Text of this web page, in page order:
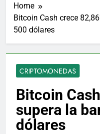
Home
Bitcoin Cash crece
500 dólares
CRIPTOMONEDAS
Bitcoin
supera la
dólares